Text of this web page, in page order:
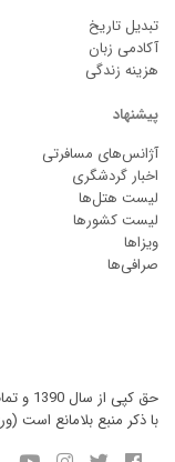
تبدیل تاریخ
آکادمی زبان
هزینه زندگی
پیشنهاد
آژانس‌های مسافرتی
اخبار گردشگری
لیست هتل‌ها
لیست کشورها
ویزاها
صرافی‌ها
حق
با ذکر منبع بلامانع است (ورژن